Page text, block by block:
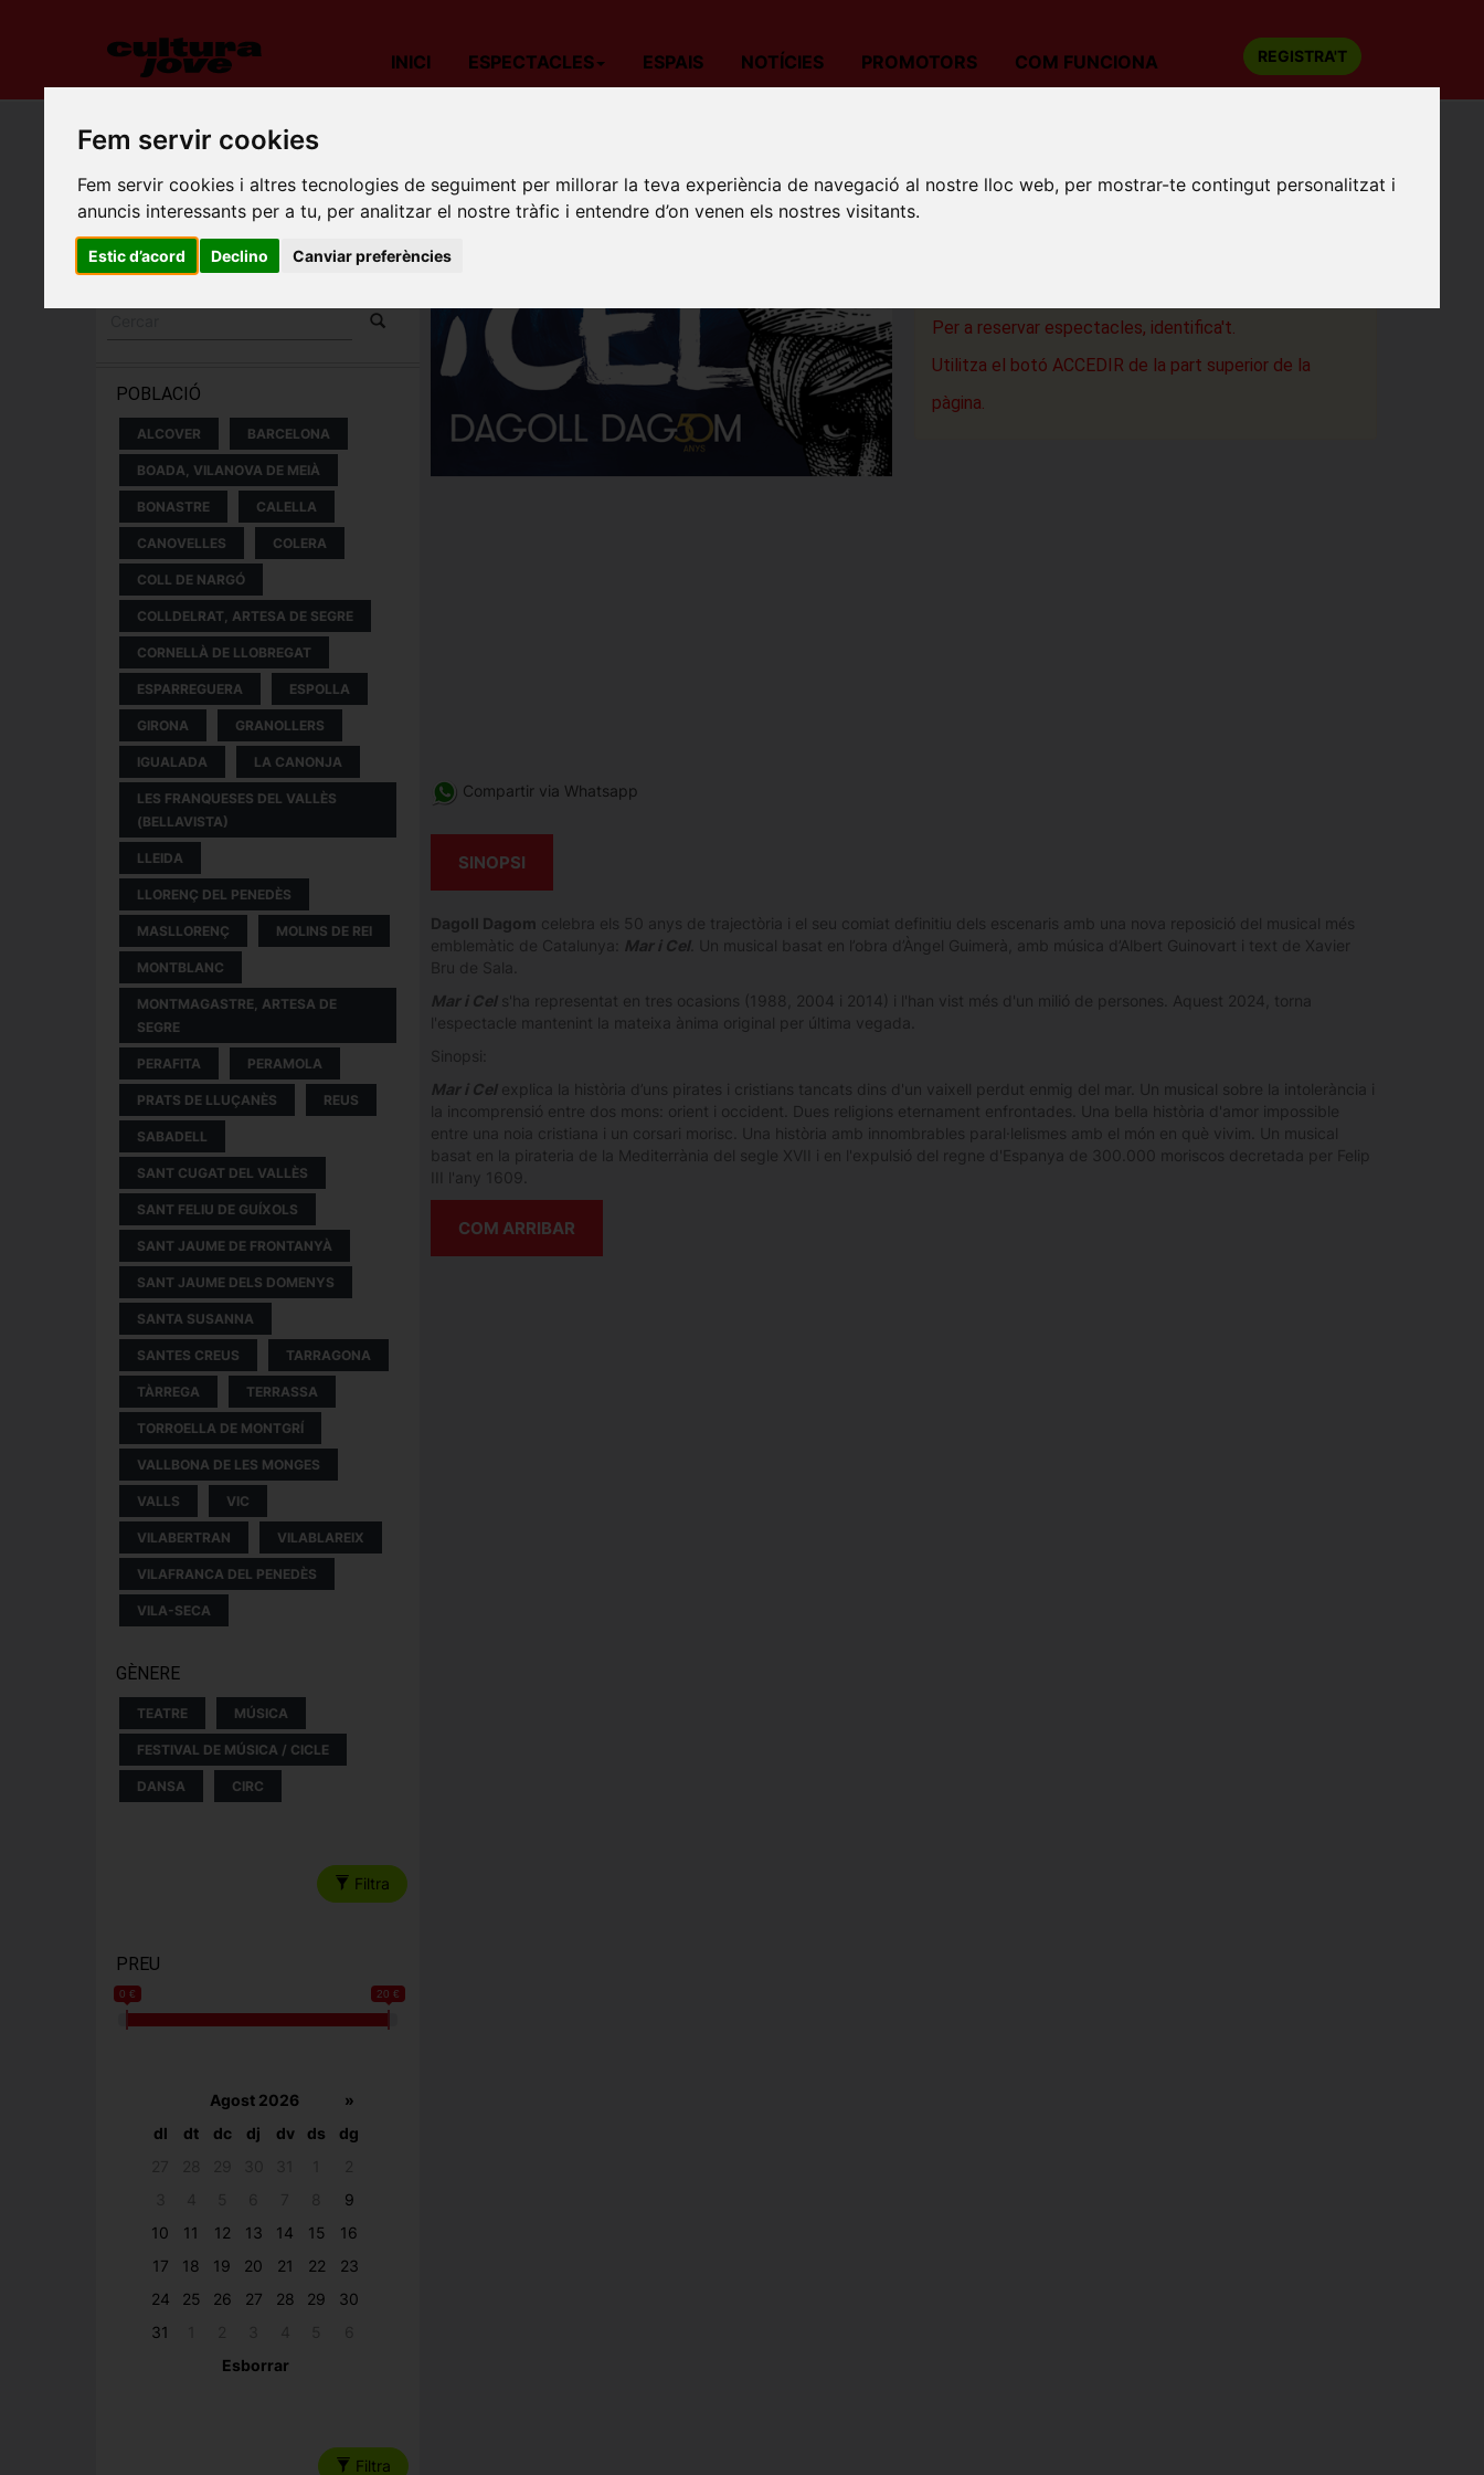
Fem servir cookies
Fem servir cookies i altres tecnologies de seguiment per millorar la teva experiència de navegació al nostre lloc web, per mostrar-te contingut personalitzat i
anuncis interessants per a tu, per analitzar el nostre tràfic i entendre d’on venen els nostres visitants.
Estic d’acord Declino Canviar preferències
INICI ESPECTACLES ESPAIS NOTÍCIES PROMOTORS COM FUNCIONA REGISTRA'T
ESPECTACLES I
CONCERTS
POBLACIÓ
ALCOVER BARCELONA
BOADA, VILANOVA DE MEIÀ
BONASTRE CALELLA
CANOVELLES COLERA
COLL DE NARGÓ
COLLDELRAT, ARTESA DE SEGRE
CORNELLÀ DE LLOBREGAT
ESPARREGUERA ESPOLLA
GIRONA GRANOLLERS
IGUALADA LA CANONJA
LES FRANQUESES DEL VALLÈS
(BELLAVISTA)
LLEIDA
LLORENÇ DEL PENEDÈS
MASLLORENÇ MOLINS DE REI
MONTBLANC
MONTMAGASTRE, ARTESA DE
SEGRE
PERAFITA PERAMOLA
PRATS DE LLUÇANÈS REUS
SABADELL
SANT CUGAT DEL VALLÈS
SANT FELIU DE GUÍXOLS
SANT JAUME DE FRONTANYÀ
SANT JAUME DELS DOMENYS
SANTA SUSANNA
SANTES CREUS TARRAGONA
TÀRREGA TERRASSA
TORROELLA DE MONTGRÍ
VALLBONA DE LES MONGES
VALLS VIC
VILABERTRAN VILABLAREIX
VILAFRANCA DEL PENEDÈS
VILA-SECA
GÈNERE
TEATRE MÚSICA
FESTIVAL DE MÚSICA / CICLE
DANSA CIRC
Filtra
PREU
0 € 20 €
Agost 2026
»
dl
dt dc dj dv ds
dg
9
10
11 12 13 14 15
16
17
18 19 20 21 22
23
24
25 26 27 28 29
30
31
Esborrar
Filtra
MAR I CEL
Per a reservar espectacles, identifica't.
Utilitza el botó ACCEDIR de la part superior de la
pàgina.
Compartir via Whatsapp
SINOPSI
Dagoll Dagom celebra els 50 anys de trajectòria i el seu comiat definitiu dels escenaris amb una nova reposició del musical més
emblemàtic de Catalunya:
Mar i Cel. Un musical basat en l’obra d’Àngel Guimerà, amb música d’Albert Guinovart i text de Xavier
Bru de Sala.
Mar i Cels'ha representat en tres ocasions (1988, 2004 i 2014) i l'han vist més d'un milió de persones. Aquest 2024, torna
l'espectacle mantenint la mateixa ànima original per última vegada.
Sinopsi:
Mar i Celexplica la història d’uns pirates i cristians tancats dins d'un vaixell perdut enmig del mar. Un musical sobre la intolerància i
la incomprensió entre dos mons: orient i occident. Dues religions eternament enfrontades. Una bella història d'amor impossible
entre una noia cristiana i un corsari morisc. Una història amb innombrables paral·lelismes amb el món en què vivim. Un musical
basat en la pirateria de la Mediterrània del segle XVII i en l'expulsió del regne d'Espanya de 300.000 moriscos decretada per Felip
III l'any 1609.
COM ARRIBAR